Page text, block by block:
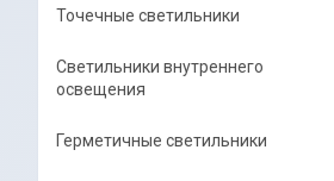
Точечные светильники
Светильники внутреннего
освещения
Герметичные светильники